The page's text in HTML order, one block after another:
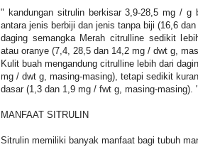
" kandungan sitrulin berkisar 3,9-28,5 mg / g
antara jenis berbiji dan jenis tanpa biji (16,6
daging semangka Merah citrulline sedikit
atau oranye (7,4, 28,5 dan 14,2 mg / dwt g,
Kulit buah mengandung citrulline lebih dari
mg / dwt g, masing-masing), tetapi sedikit
dasar (1,3 dan 1,9 mg / fwt g, masing-masing). "
MANFAAT SITRULIN
Sitrulin memiliki banyak manfaat bagi tubuh